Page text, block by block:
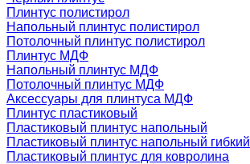
Плинтус полистирол
Напольный плинтус полистирол
Потолочный плинтус полистирол
Плинтус МДФ
Напольный плинтус МДФ
Потолочный плинтус МДФ
Аксессуары для плинтуса МДФ
Плинтус пластиковый
Пластиковый плинтус напольный
Пластиковый плинтус напольный гибкий
Пластиковый плинтус для ковролина